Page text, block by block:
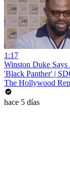
1:17
Winston Duke
'Black Panther' |
The Hollywood
hace 5 días